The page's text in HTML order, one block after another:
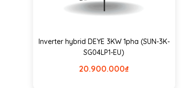
Inverter hybrid DEYE 3KW 1pha (SUN-3K-
SG04LP1-EU)
₫
20.900.000